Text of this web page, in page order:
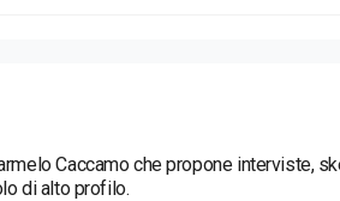
Caccamo che propone interviste,
di alto profilo.